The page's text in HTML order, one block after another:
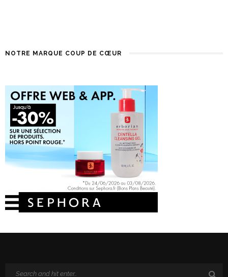
NOTRE MARQUE COUP DE CŒUR